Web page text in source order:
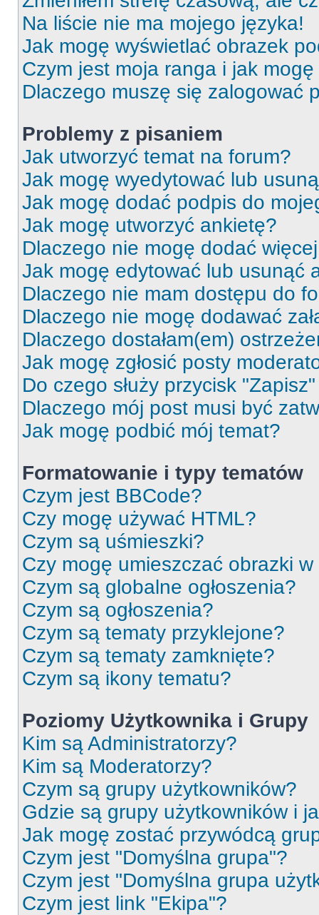
Na liście nie ma mojego języka!
Jak mogę wyświetlać obrazek
Czym jest moja ranga i jak
Dlaczego muszę się zalogować
Problemy z pisaniem
Jak utworzyć temat na forum?
Jak mogę wyedytować lub
Jak mogę dodać podpis do
Jak mogę utworzyć ankietę?
Dlaczego nie mogę dodać
Jak mogę edytować lub usunąć
Dlaczego nie mam dostępu do
Dlaczego nie mogę dodawać
Dlaczego dostałam(em)
Jak mogę zgłosić posty
Do czego służy przycisk
Dlaczego mój post musi być
Jak mogę podbić mój temat?
Formatowanie i typy tematów
Czym jest BBCode?
Czy mogę używać HTML?
Czym są uśmieszki?
Czy mogę umieszczać obrazki
Czym są globalne ogłoszenia?
Czym są ogłoszenia?
Czym są tematy przyklejone?
Czym są tematy zamknięte?
Czym są ikony tematu?
Poziomy Użytkownika i Grupy
Kim są Administratorzy?
Kim są Moderatorzy?
Czym są grupy użytkowników?
Gdzie są grupy użytkowników i
Jak mogę zostać przywódcą
Czym jest "Domyślna grupa"?
Czym jest "Domyślna grupa
Czym jest link "Ekipa"?